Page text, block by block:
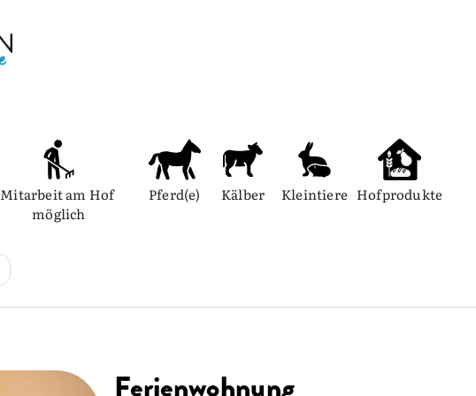
Mitarbeit am Hof
möglich
Pferd(e) Kälber Kleintiere Hofprodukte
Ferienwohnung